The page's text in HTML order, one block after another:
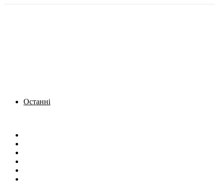
Останні